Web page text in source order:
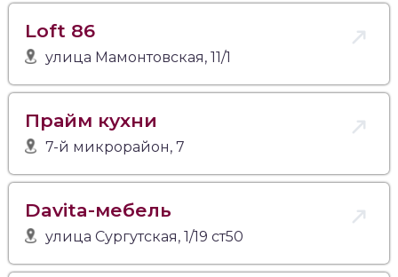
Loft 86
улица Мамонтовская, 11/1
Прайм кухни
7-й микрорайон, 7
Davita-мебель
улица Сургутская, 1/19 ст50